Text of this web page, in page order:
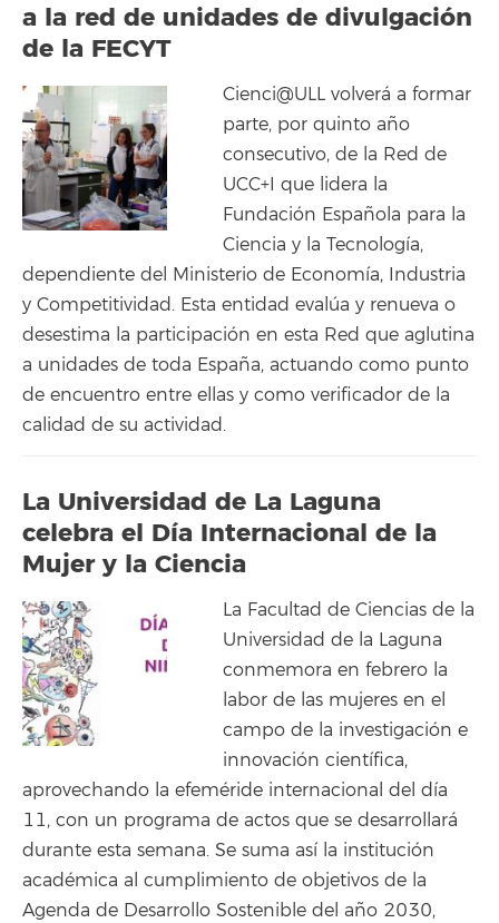
a la red de unidades de divulgación
de la FECYT
Cienci@ULL volverá a formar
parte, por quinto año
consecutivo, de la Red de
UCC+I que lidera la
Fundación Española para la
Ciencia y la Tecnología,
dependiente del Ministerio de Economía, Industria
y Competitividad. Esta entidad evalúa y renueva o
desestima la participación en esta Red que aglutina
a unidades de toda España, actuando como punto
de encuentro entre ellas y como verificador de la
calidad de su actividad.
La Universidad de La Laguna
celebra el Día Internacional de la
Mujer y la Ciencia
La Facultad de Ciencias de la
Universidad de la Laguna
conmemora en febrero la
labor de las mujeres en el
campo de la investigación e
innovación científica,
aprovechando la efeméride internacional del día
11, con un programa de actos que se desarrollará
durante esta semana. Se suma así la institución
académica al cumplimiento de objetivos de la
Agenda de Desarrollo Sostenible del año 2030,